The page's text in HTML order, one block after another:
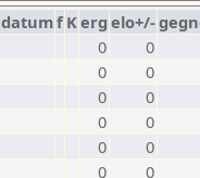
datumf Kerg elo+/-
0
0
0
0
0
0
0
0
0
0
0
0